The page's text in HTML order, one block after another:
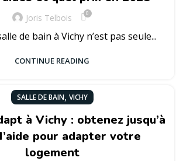
Joris Telbois 0
de bain à Vichy n’est pas seule...
CONTINUE READING
SALLE DE BAIN, VICHY
à Vichy : obtenez jusqu’à
pour adapter votre
logement